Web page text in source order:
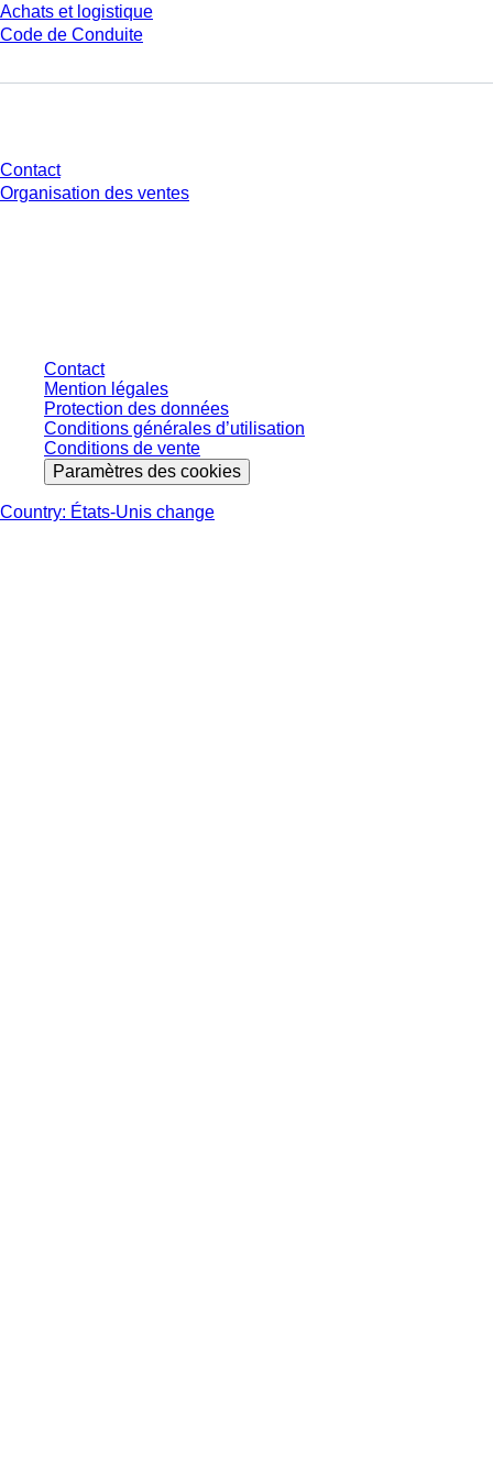
Achats et logistique
Code de Conduite
Contact
Organisation des ventes
Contact
Mention légales
Protection des données
Conditions générales d’utilisation
Conditions de vente
Paramètres des cookies
Country: États-Unis change